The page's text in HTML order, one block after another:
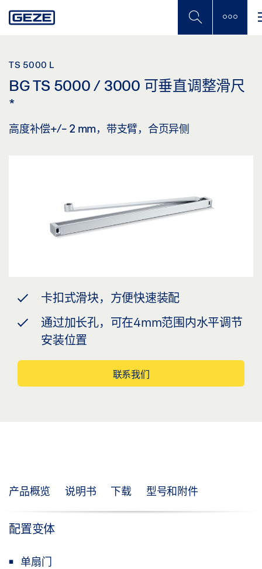
to
TS 5000 L
BG TS 5000 / 3000 可垂直调整滑尺
*
高度补偿+/- 2 mm，带支臂，合页异侧
卡扣式滑块，方便快速装配
通过加长孔，可在4mm范围内水平调节
安装位置
联系我们
产品概览 说明书 下载 型号和附件
配置变体
单扇门